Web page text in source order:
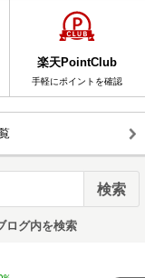
楽天PointClub
手軽にポイントを確認
ログ内を検索